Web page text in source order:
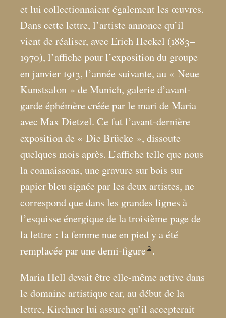
et lui collectionnaient également les œuvres.
Dans cette lettre, l’artiste annonce qu’il
vient de réaliser, avec Erich Heckel (1883–
1970), l’affiche pour l’exposition du groupe
en janvier 1913, l’année suivante, au « Neue
Kunstsalon » de Munich, galerie d’avant-
garde éphémère créée par le mari de Maria
avec Max Dietzel. Ce fut l’avant-dernière
exposition de « Die Brücke », dissoute
quelques mois après. L’affiche telle que nous
la connaissons, une gravure sur bois sur
papier bleu signée par les deux artistes, ne
correspond que dans les grandes lignes à
l’esquisse énergique de la troisième page de
la lettre : la femme nue en pied y a été
remplacée par une demi-figure 2 .
Maria Hell devait être elle-même active dans
le domaine artistique car, au début de la
lettre, Kirchner lui assure qu’il accepterait